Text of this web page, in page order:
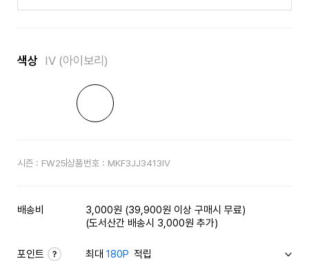
색상 IV (아이보리)
시즌 : FW25상품번호 : MKF3JJ3413IV
배송비
3,000원 (39,900원 이상 구매시 무료)
(도서산간 배송시 3,000원 추가)
포인트 최대180P 적립